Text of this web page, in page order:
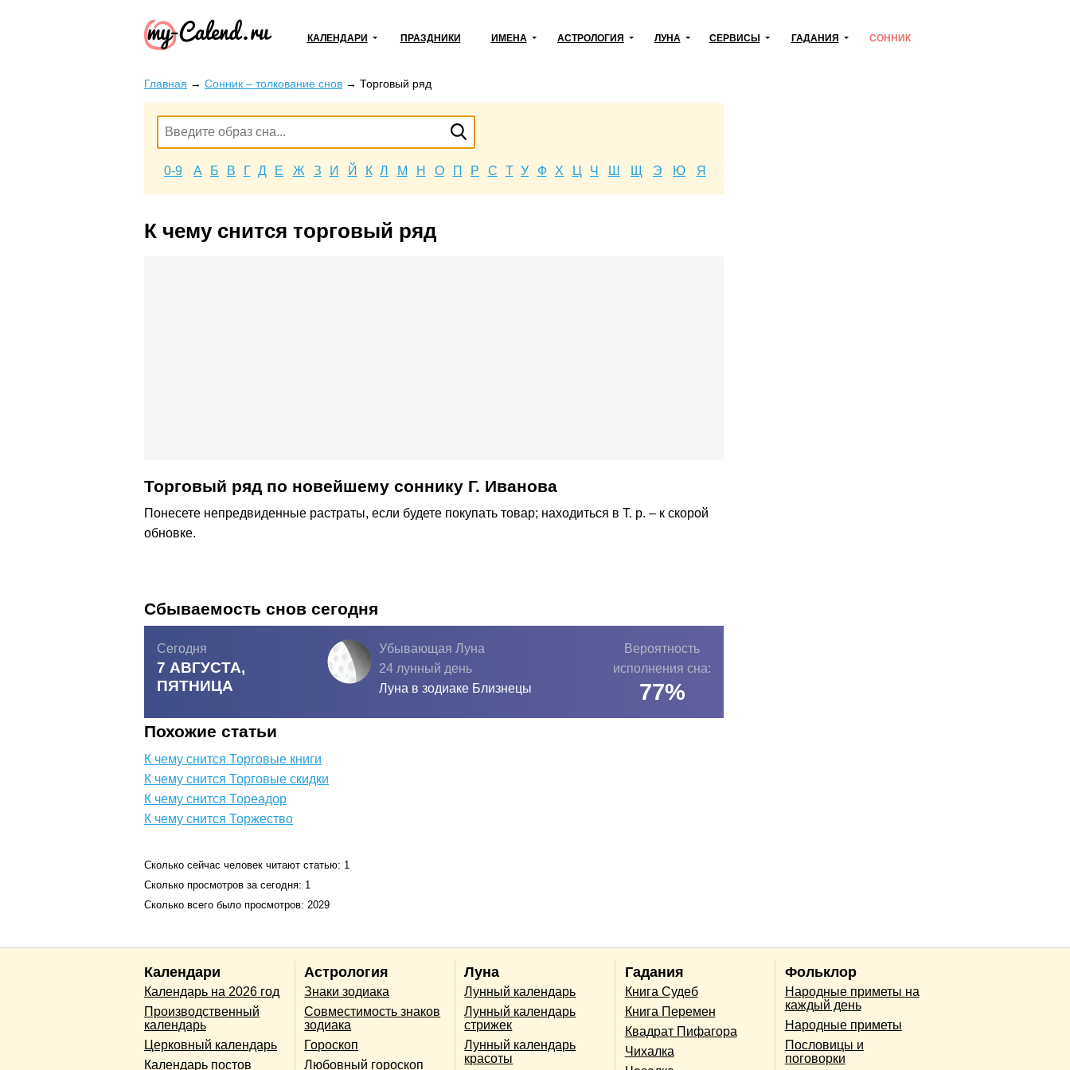
КАЛЕНДАРИ ПРАЗДНИКИ ИМЕНА АСТРОЛОГИЯ ЛУНА СЕРВИСЫ ГАДАНИЯ СОННИК
Главная → Сонник – толкование снов → Торговый ряд
0-9 А Б В Г Д Е Ж З И Й К Л М Н О П Р С Т У Ф Х Ц Ч Ш Щ Э Ю Я
К чему снится торговый ряд
Торговый ряд по новейшему соннику Г. Иванова
Понесете непредвиденные растраты, если будете покупать товар; находиться в Т. р. – к скорой
обновке.
Сбываемость снов сегодня
Сегодня
7 АВГУСТА,
ПЯТНИЦА
Убывающая Луна
24 лунный день
Луна в зодиаке Близнецы
Вероятность
исполнения сна:
77%
Похожие статьи
К чему снится Торговые книги
К чему снится Торговые скидки
К чему снится Тореадор
К чему снится Торжество
Сколько сейчас человек читают статью: 1
Сколько просмотров за сегодня: 1
Сколько всего было просмотров: 2029
Календари
Календарь на 2026 год
Производственный
календарь
Церковный календарь
Календарь постов
Астрология
Знаки зодиака
Совместимость знаков
зодиака
Гороскоп
Любовный гороскоп
Луна
Лунный календарь
Лунный календарь
стрижек
Лунный календарь
красоты
Гадания
Книга Судеб
Книга Перемен
Квадрат Пифагора
Чихалка
Фольклор
Народные приметы на
каждый день
Народные приметы
Пословицы и
поговорки